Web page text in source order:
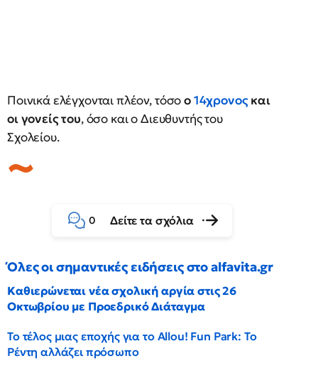
Ποινικά ελέγχονται πλέον, τόσοο14χρονοςκαι
οι γονείς του, όσο και ο Διευθυντής του
Σχολείου.
0 Δείτε τα σχόλια
Όλες οι σημαντικές ειδήσεις στο alfavita.gr
Καθιερώνεται νέα σχολική αργία στις 26
Οκτωβρίου με Προεδρικό Διάταγμα
Το τέλος μιας εποχής για το Allou! Fun Park: Το
Ρέντη αλλάζει πρόσωπο